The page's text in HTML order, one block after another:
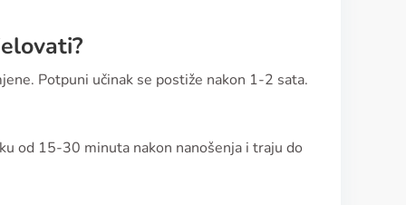
Potpuni učinak se postiže nakon 1-2 sata.
od 15-30 minuta nakon nanošenja i traju do